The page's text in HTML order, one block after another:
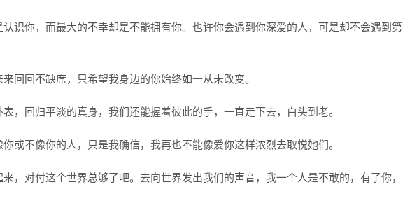
识你，而最大的不幸却是不能拥有你。也许你会遇到你深爱的人，可是却不会遇到第
回回不缺席，只希望我身边的你始终如一从未改变。
，回归平淡的真身，我们还能握着彼此的手，一直走下去，白头到老。
或不像你的人，只是我确信，我再也不能像爱你这样浓烈去取悦她们。
，对付这个世界总够了吧。去向世界发出我们的声音，我一个人是不敢的，有了你，